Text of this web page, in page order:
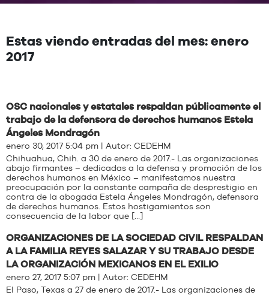
Estas viendo entradas del mes: enero
2017
OSC nacionales y estatales respaldan públicamente el
trabajo de la defensora de derechos humanos Estela
Ángeles Mondragón
enero 30, 2017 5:04 pm | Autor: CEDEHM
Chihuahua, Chih. a 30 de enero de 2017.- Las organizaciones
abajo firmantes – dedicadas a la defensa y promoción de los
derechos humanos en México – manifestamos nuestra
preocupación por la constante campaña de desprestigio en
contra de la abogada Estela Ángeles Mondragón, defensora
de derechos humanos. Estos hostigamientos son
consecuencia de la labor que […]
ORGANIZACIONES DE LA SOCIEDAD CIVIL RESPALDAN
A LA FAMILIA REYES SALAZAR Y SU TRABAJO DESDE
LA ORGANIZACIÓN MEXICANOS EN EL EXILIO
enero 27, 2017 5:07 pm | Autor: CEDEHM
El Paso, Texas a 27 de enero de 2017.- Las organizaciones de